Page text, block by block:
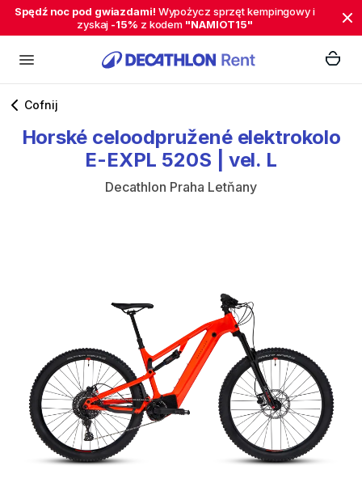
Spędź noc pod gwiazdami! Wypożycz sprzęt kempingowy i
zyskaj -15% z kodem "NAMIOT15"
Cofnij
Horské celoodpružené elektrokolo
E-EXPL 520S vel. L
Decathlon Praha Letňany